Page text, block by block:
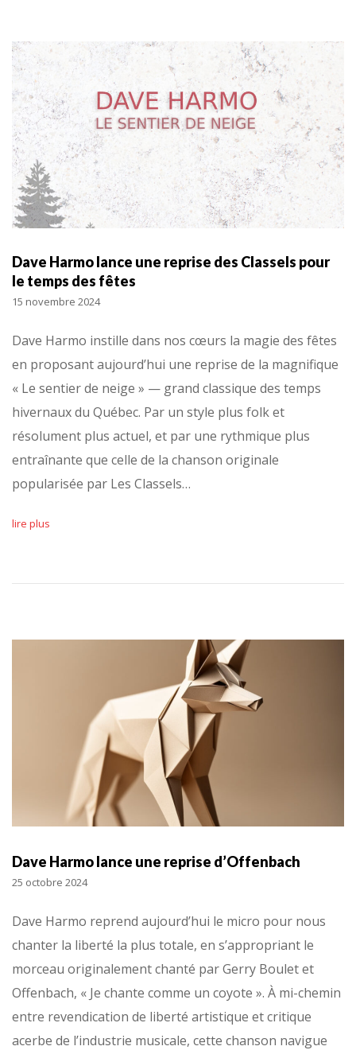
Dave Harmo lance une reprise des Classels pour
le temps des fêtes
15 novembre 2024
Dave Harmo instille dans nos cœurs la magie des fêtes
en proposant aujourd’hui une reprise de la magnifique
« Le sentier de neige » — grand classique des temps
hivernaux du Québec. Par un style plus folk et
résolument plus actuel, et par une rythmique plus
entraînante que celle de la chanson originale
popularisée par Les Classels…
lire plus
Dave Harmo lance une reprise d’Offenbach
25 octobre 2024
Dave Harmo reprend aujourd’hui le micro pour nous
chanter la liberté la plus totale, en s’appropriant le
morceau originalement chanté par Gerry Boulet et
Offenbach, « Je chante comme un coyote ». À mi-chemin
entre revendication de liberté artistique et critique
acerbe de l’industrie musicale, cette chanson navigue